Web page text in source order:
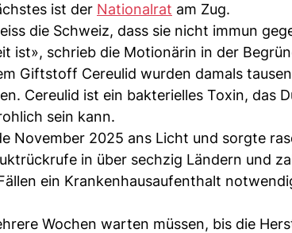
ist der Nationalrat am Zug.
die Schweiz, dass sie nicht immun
ist», schrieb die Motionärin in der
Giftstoff Cereulid wurden damals
Cereulid ist ein bakterielles Toxin, das
sein kann.
November 2025 ans Licht und sorgte
in über sechzig Ländern und
ein Krankenhausaufenthalt
Wochen warten müssen, bis die